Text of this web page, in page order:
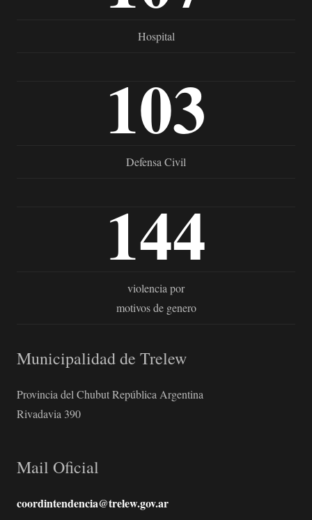
Hospital
103
Defensa Civil
144
violencia por
motivos de genero
Municipalidad de Trelew
Provincia del Chubut República Argentina
Rivadavia 390
Mail Oficial
coordintendencia@trelew.gov.ar